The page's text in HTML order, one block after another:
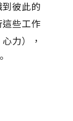
彼此的
些工作
力），